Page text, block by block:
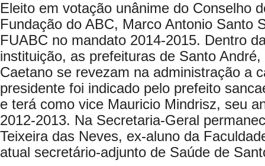
Eleito em votação unânime do Conselho
Fundação do ABC, Marco Antonio Santo
FUABC no mandato 2014-2015. Dentro
instituição, as prefeituras de Santo
Caetano se revezam na administração a
presidente foi indicado pelo prefeito
e terá como vice Mauricio Mindrisz, seu
2012-2013. Na Secretaria-Geral
Teixeira das Neves, ex-aluno da
atual secretário-adjunto de Saúde de